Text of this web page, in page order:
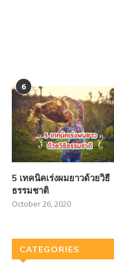
6
5 เทคนิคเร่งผมยาวด้วยวิธี
ธรรมชาติ
October 26, 2020
CATEGORIES